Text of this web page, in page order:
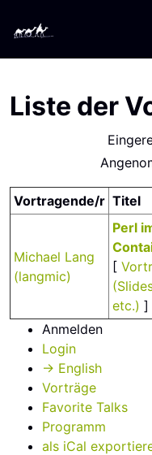
Liste der
Vortragende/r Titel
Michael Lang
(‎langmic‎)
‎Perl
[
etc.) ]
Anmelden
Login
→ English
Vorträge
Favorite Talks
Programm
als iCal